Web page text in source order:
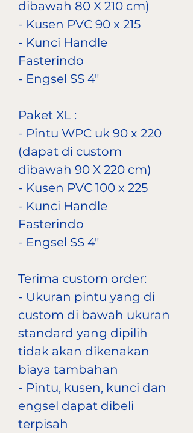
dibawah 80 X 210 cm)
- Kusen PVC 90 x 215
- Kunci Handle
Fasterindo
- Engsel SS 4"
Paket XL :
- Pintu WPC uk 90 x 220
(dapat di custom
dibawah 90 X 220 cm)
- Kusen PVC 100 x 225
- Kunci Handle
Fasterindo
- Engsel SS 4"
Terima custom order:
- Ukuran pintu yang di
custom di bawah ukuran
standard yang dipilih
tidak akan dikenakan
biaya tambahan
- Pintu, kusen, kunci dan
engsel dapat dibeli
terpisah